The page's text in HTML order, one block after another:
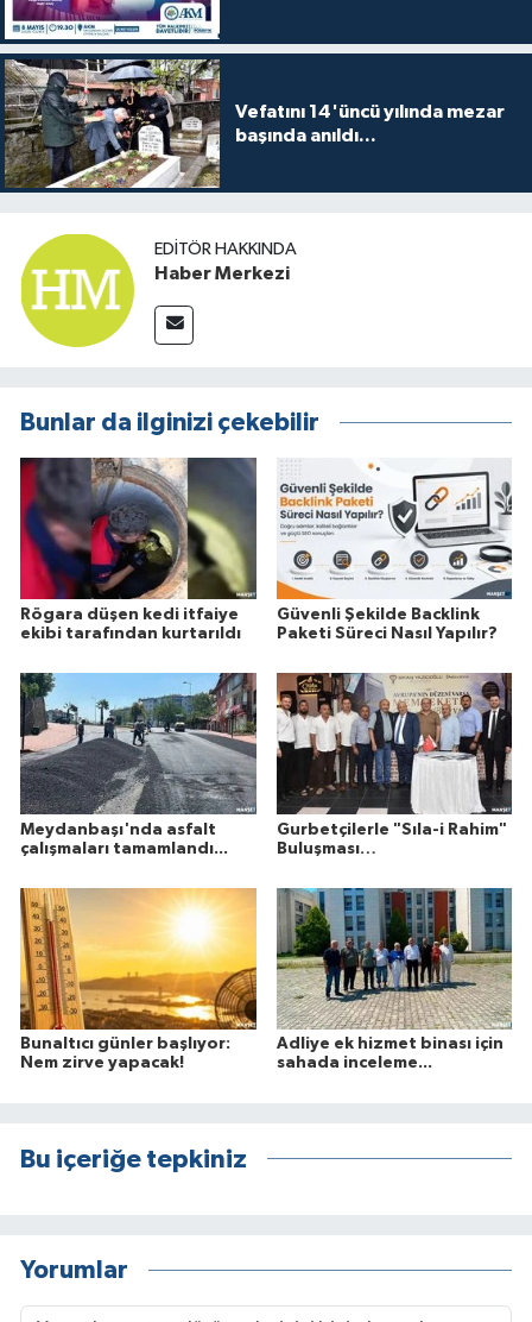
Vefatını 14'üncü yılında mezar
başında anıldı...
EDITÖR HAKKINDA
Haber Merkezi
Bunlar da ilginizi çekebilir
Rögara düşen kedi itfaiye
ekibi tarafından kurtarıldı
Güvenli Şekilde Backlink
Paketi Süreci Nasıl Yapılır?
Meydanbaşı'nda asfalt
çalışmaları tamamlandı...
Gurbetçilerle "Sıla-i Rahim"
Buluşması…
Bunaltıcı günler başlıyor:
Nem zirve yapacak!
Adliye ek hizmet binası için
sahada inceleme...
Bu içeriğe tepkiniz
Yorumlar